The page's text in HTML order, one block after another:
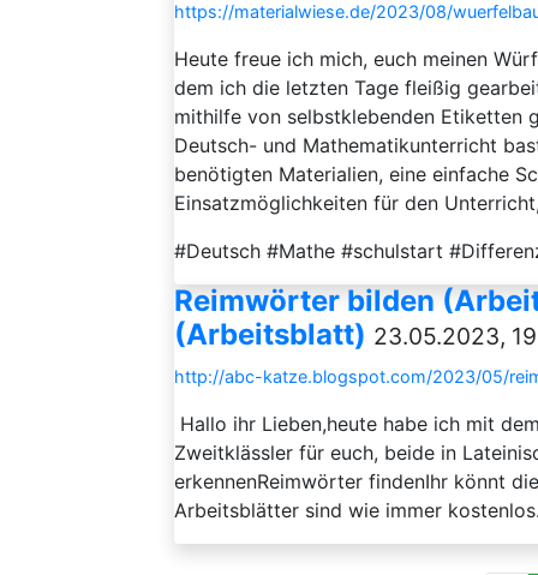
https://materialwiese.de/2023/08/
Heute freue ich mich, euch meinen
dem ich die letzten Tage fleißig
mithilfe von selbstklebenden Etiketten
Deutsch- und Mathematikunterricht
benötigten Materialien, eine einfache
Einsatzmöglichkeiten für den
#Deutsch #Mathe #schulstart
Reimwörter bilden
(Arbeitsblatt) 23.05.2023,
http://abc-katze.blogspot.com/2023/05/
Hallo ihr Lieben,heute habe ich mit
Zweitklässler für euch, beide in
erkennenReimwörter findenIhr könnt
Arbeitsblätter sind wie immer